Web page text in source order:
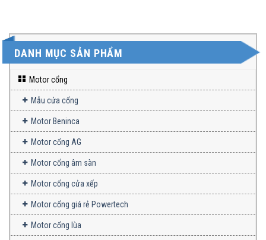
DANH MỤC SẢN PHẨM
Motor cổng
Mẫu cửa cổng
Motor Beninca
Motor cổng AG
Motor cổng âm sàn
Motor cổng cửa xếp
Motor cổng giá rẻ Powertech
Motor cổng lùa